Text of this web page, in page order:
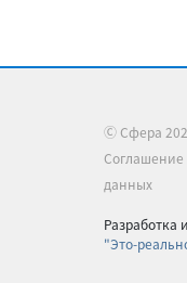
Ⓒ Сфера
Соглашение
данных
Разработка
"Это-